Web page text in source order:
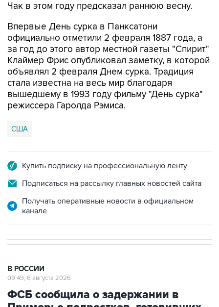
Впервые День сурка в Панксатони
за год до этого автор местной газеты "Спирит"
Клаймер Фрис опубликовал заметку, в которой
объявлял 2 февраля Днем сурка. Традиция
стала известна на весь мир благодаря
вышедшему в 1993 году фильму "День сурка"
режиссера Гаролда Рэмиса.
США
Подписаться на рассылку главных новостей сайта
Получать оперативные новости в официальном
ФСБ сообщила о задержании в
Приморье подростков, готовивших
теракт на объекте Росгвардии